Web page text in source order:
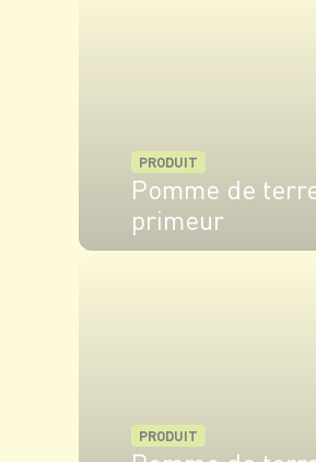
filet d’huile d’olive.
Rabattez la pâte sur les
enfournez pour 40 min.
PRODUIT
Pomme de
primeur
PRODUIT